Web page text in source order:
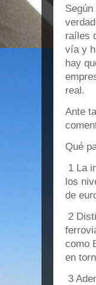
raíles
vía y
hay
real.
Ante
Qué
1 La
los
de
2
como
en
3